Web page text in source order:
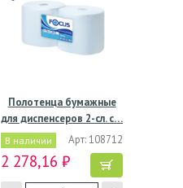
Полотенца бумажные
для диспенсеров 2-сл. с…
В наличии Арт: 108712
2 278,16 ₽